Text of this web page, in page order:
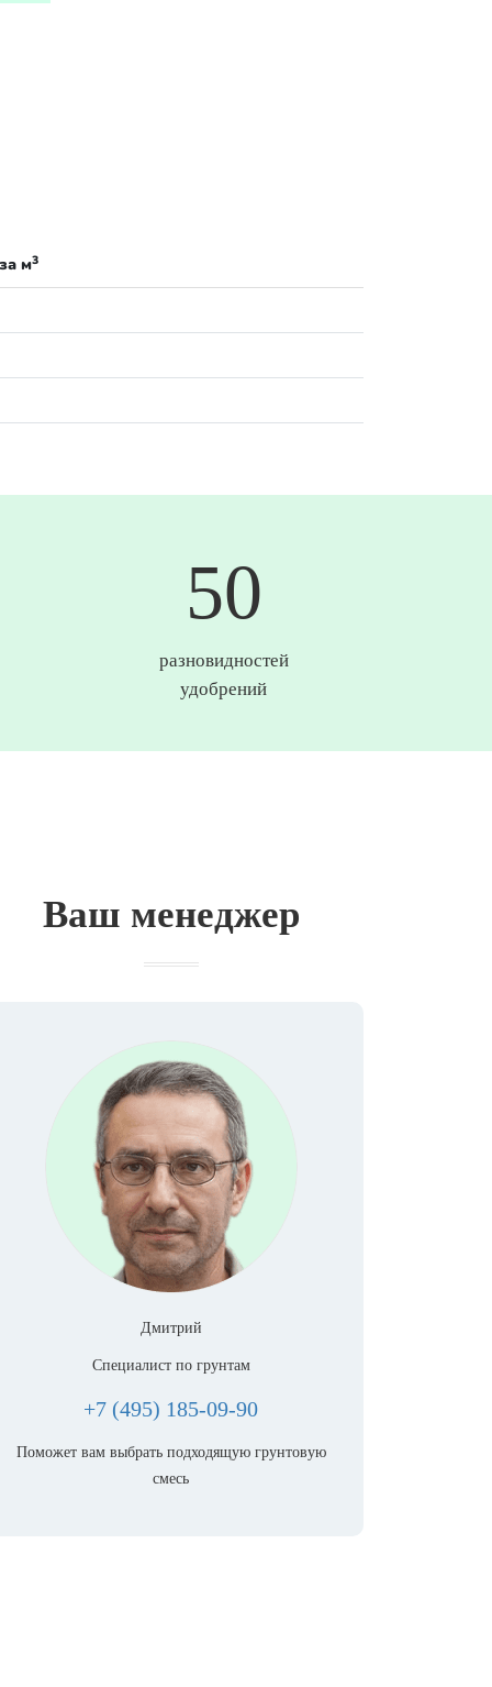
м3
50
разновидностей
удобрений
Ваш менеджер
Дмитрий
Специалист по грунтам
+7 (495) 185-09-90
Поможет вам выбрать подходящую грунтовую
смесь